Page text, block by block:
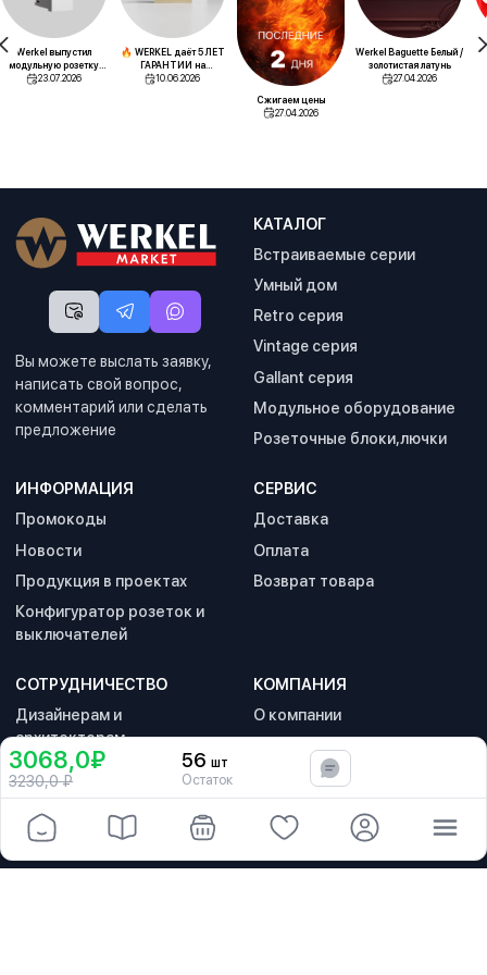
Werkel выпустил
модульную розетку
для напольных лючков
23.07.2026
🔥 WERKEL даёт 5 ЛЕТ
ГАРАНТИИ на
сенсорные
10.06.2026
Сжигаем цены
27.04.2026
Werkel Baguette Белый /
золотистая латунь
27.04.2026
Вы можете выслать заявку,
написать свой вопрос,
комментарий или сделать
предложение
КАТАЛОГ
Встраиваемые серии
Умный дом
Retro серия
Vintage серия
Gallant серия
Модульное оборудование
Розеточные блоки,лючки
ИНФОРМАЦИЯ
Промокоды
Новости
Продукция в проектах
Конфигуратор розеток и
выключателей
СЕРВИС
Доставка
Оплата
Возврат товара
СОТРУДНИЧЕСТВО
Дизайнерам и
архитекторам
Партнерам и дилерам
КОМПАНИЯ
О компании
Реквизиты
Контакты
конфиденциальности
3068,0₽
3230,0₽
56 шт
Остаток